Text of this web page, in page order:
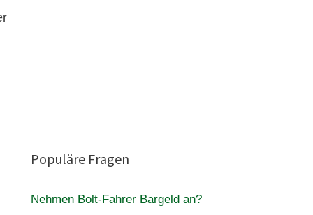
Populäre Fragen
Nehmen Bolt-Fahrer Bargeld an?